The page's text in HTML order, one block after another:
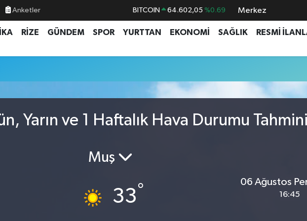
Anketler BITCOIN 64.602,05 %0.69
DOLAR 47,5986 %0.06
GRAM ALTIN 6513.94 %0.32
BİST100 13.768 %48
Merkez
RİZE GÜNDEM SPOR YURTTAN EKONOMİ SAĞLIK
RESMİ
Yarın ve 1 Haftalık Hava Durumu Tahmini
Muş
33°
06 Ağustos
16:45